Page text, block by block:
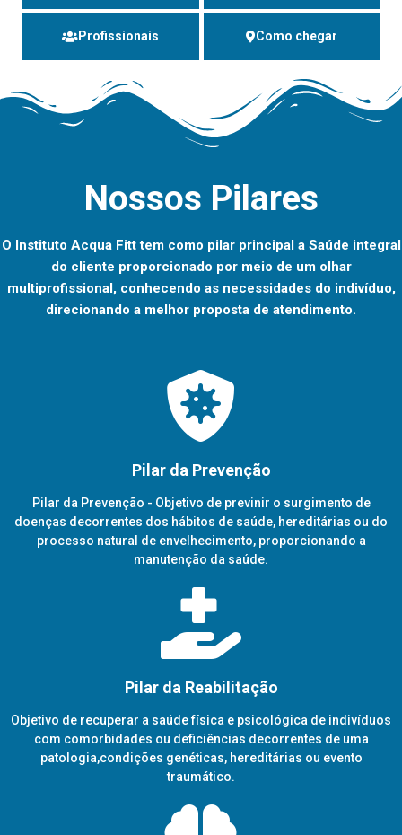
Profissionais Como chegar
Nossos Pilares
O Instituto Acqua Fitt tem como pilar principal a Saúde integral
do cliente proporcionado por meio de um olhar
multiprofissional, conhecendo as necessidades do indivíduo,
direcionando a melhor proposta de atendimento.
Pilar da Prevenção
Pilar da Prevenção - Objetivo de previnir o surgimento de
doenças decorrentes dos hábitos de saúde, hereditárias ou do
processo natural de envelhecimento, proporcionando a
manutenção da saúde.
Pilar da Reabilitação
Objetivo de recuperar a saúde física e psicológica de indivíduos
com comorbidades ou deficiências decorrentes de uma
patologia,condições genéticas, hereditárias ou evento
traumático.